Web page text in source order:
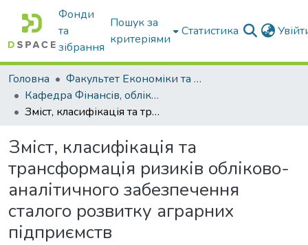
Фонди
та
зібрання
Пошук за
критеріями
Статистика
Головна
Факультет Економіки та бізнесу
Кафедра Фінансів, обліку і оподаткування
Зміст, класифікація та трансформація ризиків обліково-аналітичного забезпечення сталого розвитку аграрних підприємств
Зміст, класифікація та
трансформація ризиків обліково-
аналітичного забезпечення
сталого розвитку аграрних
підприємств